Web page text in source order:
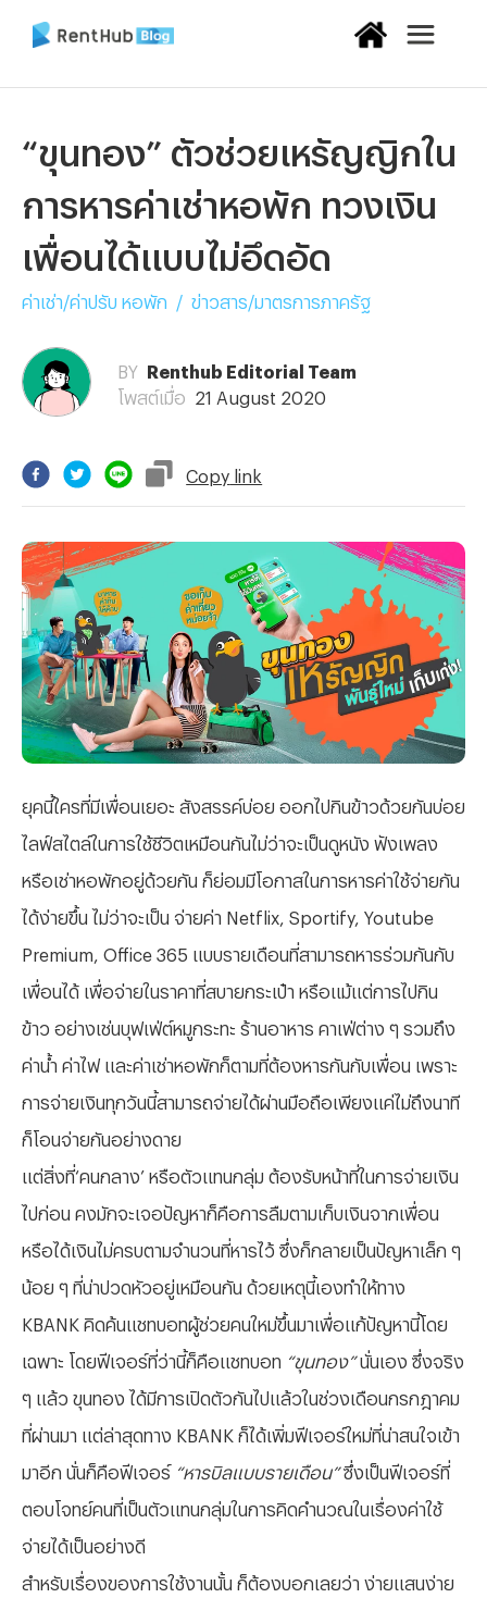
“ขุนทอง” ตัวช่วยเหรัญญิกใน
การหารค่าเช่าหอพัก ทวงเงิน
เพื่อนได้แบบไม่อึดอัด
ค่าเช่า/ค่าปรับ หอพัก / ข่าวสาร/มาตรการภาครัฐ
BY
Renthub Editorial Team
โพสต์เมื่อ
21 August 2020
Copy link
ยุคนี้ใครที่มีเพื่อนเยอะ สังสรรค์บ่อย ออกไปกินข้าวด้วยกันบ่อย
ไลฟ์สไตล์ในการใช้ชีวิตเหมือนกันไม่ว่าจะเป็นดูหนัง ฟังเพลง
หรือเช่าหอพักอยู่ด้วยกัน ก็ย่อมมีโอกาสในการหารค่าใช้จ่ายกัน
ได้ง่ายขึ้น ไม่ว่าจะเป็น จ่ายค่า Netflix, Sportify, Youtube
Premium, Office 365 แบบรายเดือนที่สามารถหารร่วมกันกับ
เพื่อนได้ เพื่อจ่ายในราคาที่สบายกระเป๋า หรือแม้แต่การไปกิน
ข้าว อย่างเช่นบุฟเฟ่ต์หมูกระทะ ร้านอาหาร คาเฟ่ต่าง ๆ รวมถึง
ค่าน้ำ ค่าไฟ และค่าเช่าหอพักก็ตามที่ต้องหารกันกับเพื่อน เพราะ
การจ่ายเงินทุกวันนี้สามารถจ่ายได้ผ่านมือถือเพียงแค่ไม่ถึงนาที
ก็โอนจ่ายกันอย่างดาย
แต่สิ่งที่‘คนกลาง’ หรือตัวแทนกลุ่ม ต้องรับหน้าที่ในการจ่ายเงิน
ไปก่อน คงมักจะเจอปัญหาก็คือการลืมตามเก็บเงินจากเพื่อน
หรือได้เงินไม่ครบตามจำนวนที่หารไว้ ซึ่งก็กลายเป็นปัญหาเล็ก ๆ
น้อย ๆ ที่น่าปวดหัวอยู่เหมือนกัน ด้วยเหตุนี้เองทำให้ทาง
KBANK คิดค้นแชทบอทผู้ช่วยคนใหม่ขึ้นมาเพื่อแก้ปัญหานี้โดย
เฉพาะ โดยฟีเจอร์ที่ว่านี้ก็คือแชทบอท “ขุนทอง”นั่นเอง ซึ่งจริง
ๆ แล้ว ขุนทอง ได้มีการเปิดตัวกันไปแล้วในช่วงเดือนกรกฎาคม
ที่ผ่านมา แต่ล่าสุดทาง KBANK ก็ได้เพิ่มฟีเจอร์ใหม่ที่น่าสนใจเข้า
มาอีก นั่นก็คือฟีเจอร์ “หารบิลแบบรายเดือน”ซึ่งเป็นฟีเจอร์ที่
ตอบโจทย์คนที่เป็นตัวแทนกลุ่มในการคิดคำนวณในเรื่องค่าใช้
จ่ายได้เป็นอย่างดี
สำหรับเรื่องของการใช้งานนั้น ก็ต้องบอกเลยว่า ง่ายแสนง่าย